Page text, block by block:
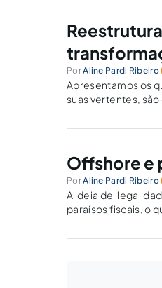
PorAline Pardi Ribeiro
Apresentamos os
suas vertentes,
Offshore e
PorAline Pardi Ribeiro
A ideia de
paraísos fiscais, o
ao país de origem